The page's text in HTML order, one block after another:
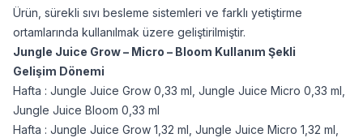
Ürün, sürekli sıvı besleme sistemleri ve farklı yetiştirme
ortamlarında kullanılmak üzere geliştirilmiştir.
Jungle Juice Grow – Micro – Bloom Kullanım Şekli
Gelişim Dönemi
Hafta : Jungle Juice Grow 0,33 ml, Jungle Juice Micro 0,33 ml,
Jungle Juice Bloom 0,33 ml
Hafta : Jungle Juice Grow 1,32 ml, Jungle Juice Micro 1,32 ml,